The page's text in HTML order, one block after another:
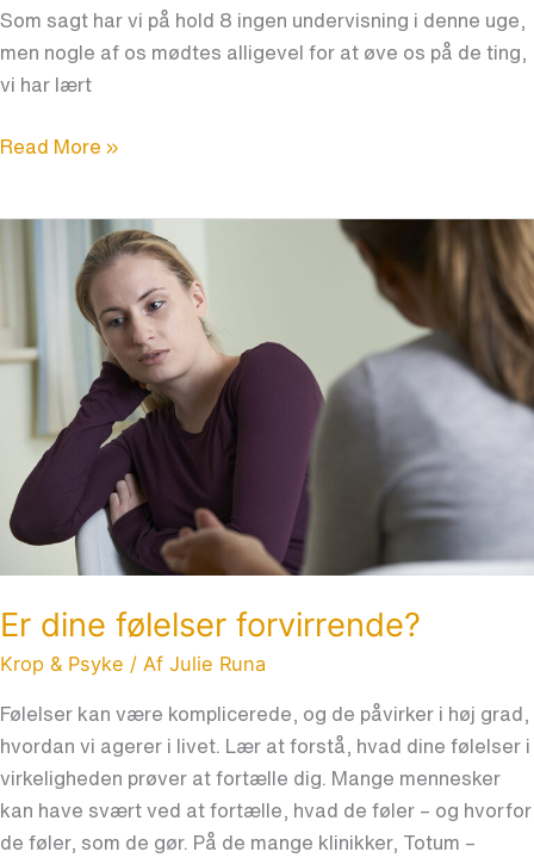
Som sagt har vi på hold 8 ingen undervisning i denne uge,
men nogle af os mødtes alligevel for at øve os på de ting,
vi har lært
Read More »
Er dine følelser forvirrende?
Krop & Psyke / Af Julie Runa
Følelser kan være komplicerede, og de påvirker i høj grad,
hvordan vi agerer i livet. Lær at forstå, hvad dine følelser i
virkeligheden prøver at fortælle dig. Mange mennesker
kan have svært ved at fortælle, hvad de føler – og hvorfor
de føler, som de gør. På de mange klinikker, Totum –
forvirrende?